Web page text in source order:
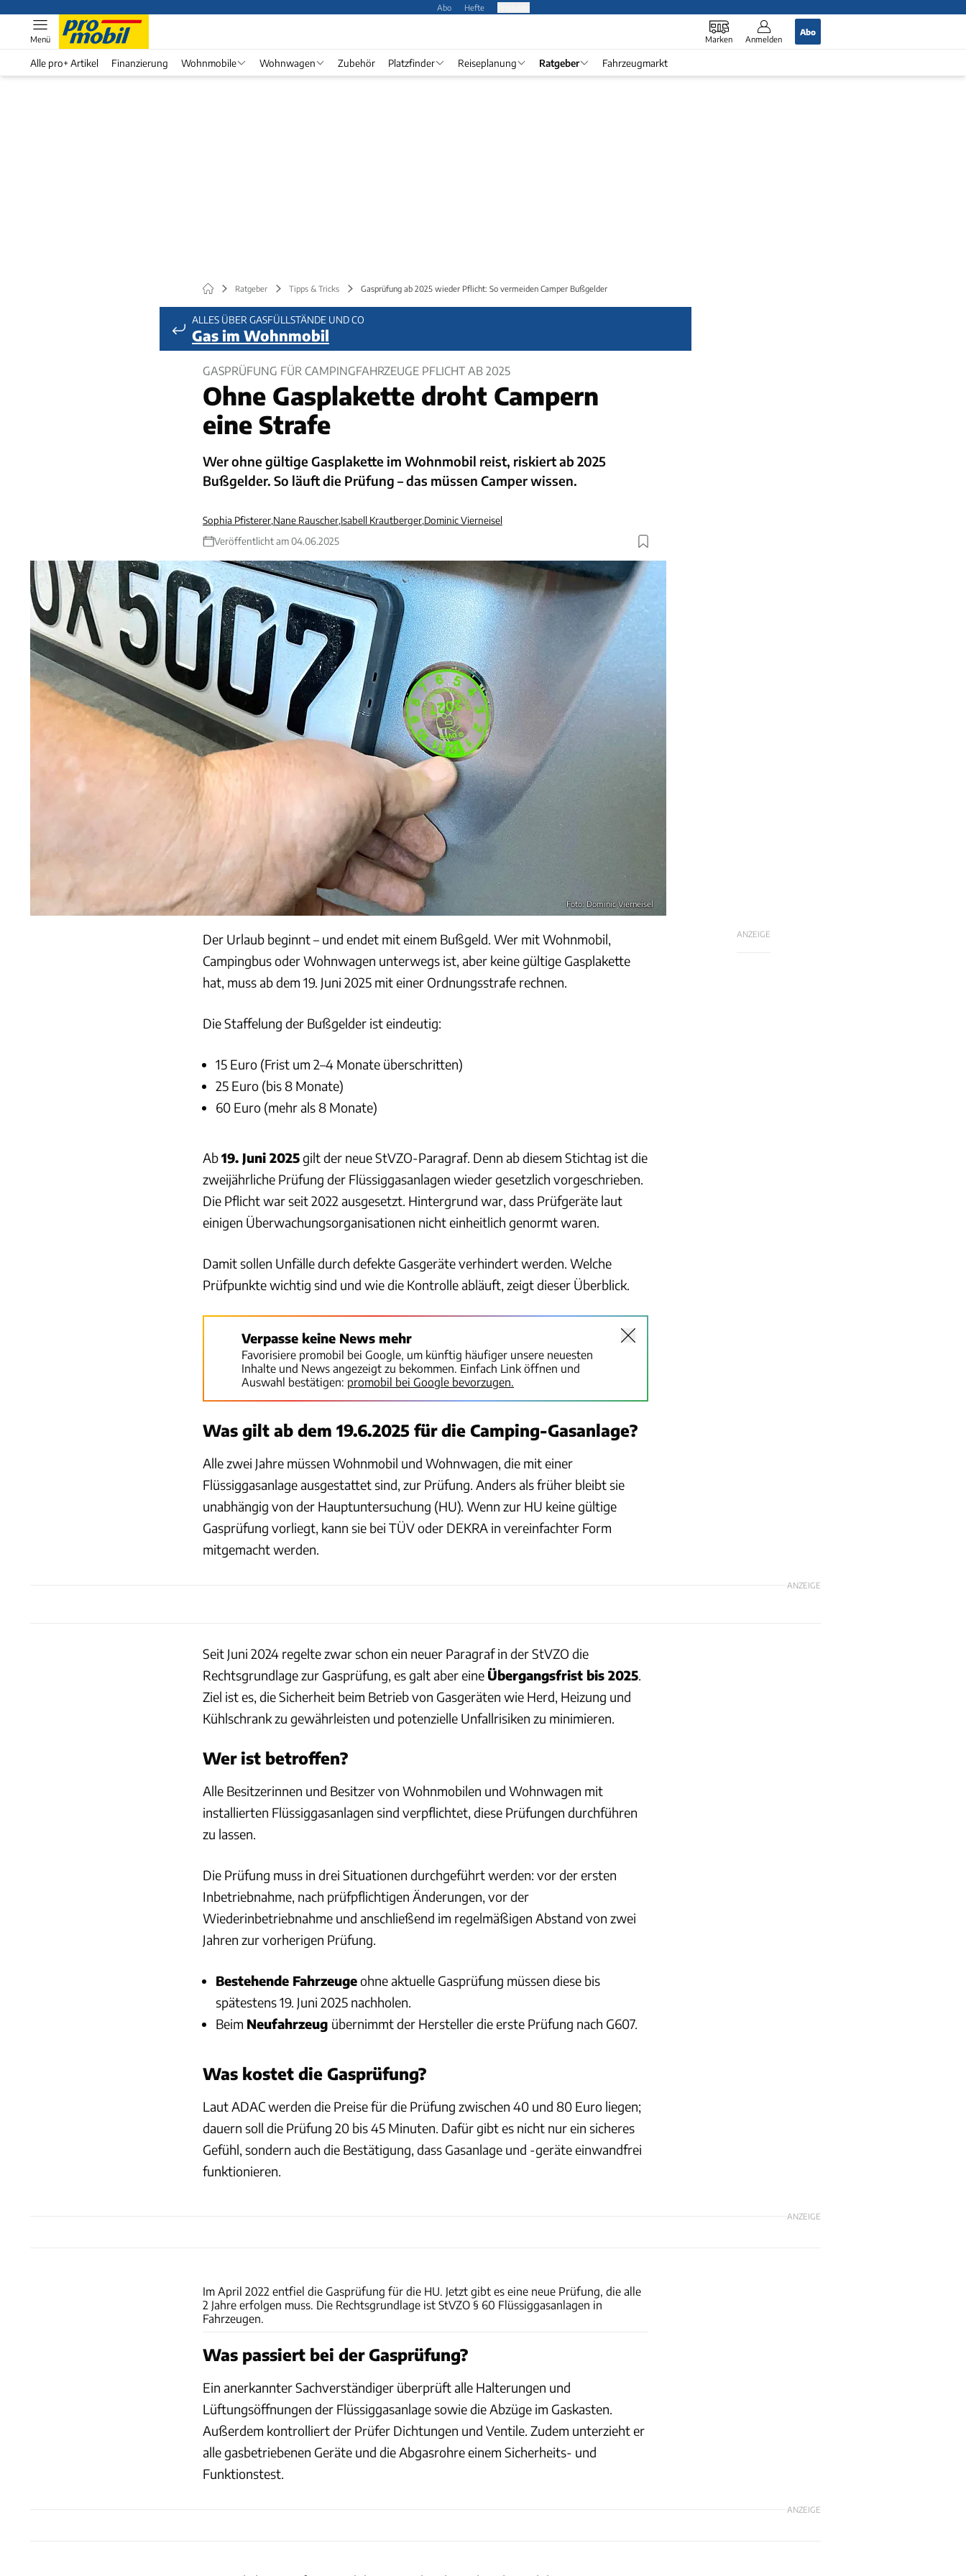
Abo Hefte
Marken Anmelden
Abo
Menü
Alle pro+ Artikel Finanzierung Wohnmobile Wohnwagen Zubehör Platzfinder Reiseplanung Ratgeber Fahrzeugmarkt
Ratgeber Tipps & Tricks Gasprüfung ab 2025 wieder Pflicht: So vermeiden Camper Bußgelder
ALLES ÜBER GASFÜLLSTÄNDE UND CO
Gas im Wohnmobil
GASPRÜFUNG FÜR CAMPINGFAHRZEUGE PFLICHT AB 2025
Ohne Gasplakette droht Campern
eine Strafe
Wer ohne gültige Gasplakette im Wohnmobil reist, riskiert ab 2025
Bußgelder. So läuft die Prüfung – das müssen Camper wissen.
Sophia Pfisterer,Nane Rauscher,Isabell Krautberger,Dominic Vierneisel
Veröffentlicht am 04.06.2025
Foto: Dominic Vierneisel
ANZEIGE
Der Urlaub beginnt – und endet mit einem Bußgeld. Wer mit Wohnmobil,
Campingbus oder Wohnwagen unterwegs ist, aber keine gültige Gasplakette
hat, muss ab dem 19. Juni 2025 mit einer Ordnungsstrafe rechnen.
Die Staffelung der Bußgelder ist eindeutig:
15 Euro (Frist um 2–4 Monate überschritten)
25 Euro (bis 8 Monate)
60 Euro (mehr als 8 Monate)
Ab19. Juni 2025gilt der neue StVZO-Paragraf. Denn ab diesem Stichtag ist die
zweijährliche Prüfung der Flüssiggasanlagen wieder gesetzlich vorgeschrieben.
Die Pflicht war seit 2022 ausgesetzt. Hintergrund war, dass Prüfgeräte laut
einigen Überwachungsorganisationen nicht einheitlich genormt waren.
Damit sollen Unfälle durch defekte Gasgeräte verhindert werden. Welche
Prüfpunkte wichtig sind und wie die Kontrolle abläuft, zeigt dieser Überblick.
Verpasse keine News mehr
Favorisiere promobil bei Google, um künftig häufiger unsere neuesten
Inhalte und News angezeigt zu bekommen. Einfach Link öffnen und
Auswahl bestätigen: promobil bei Google bevorzugen.
Was gilt ab dem 19.6.2025 für die Camping-Gasanlage?
Alle zwei Jahre müssen Wohnmobil und Wohnwagen, die mit einer
Flüssiggasanlage ausgestattet sind, zur Prüfung. Anders als früher bleibt sie
unabhängig von der Hauptuntersuchung (HU). Wenn zur HU keine gültige
Gasprüfung vorliegt, kann sie bei TÜV oder DEKRA in vereinfachter Form
mitgemacht werden.
ANZEIGE
Seit Juni 2024 regelte zwar schon ein neuer Paragraf in der StVZO die
Rechtsgrundlage zur Gasprüfung, es galt aber eine Übergangsfrist bis 2025.
Ziel ist es, die Sicherheit beim Betrieb von Gasgeräten wie Herd, Heizung und
Kühlschrank zu gewährleisten und potenzielle Unfallrisiken zu minimieren.
Wer ist betroffen?
Alle Besitzerinnen und Besitzer von Wohnmobilen und Wohnwagen mit
installierten Flüssiggasanlagen sind verpflichtet, diese Prüfungen durchführen
zu lassen.
Die Prüfung muss in drei Situationen durchgeführt werden: vor der ersten
Inbetriebnahme, nach prüfpflichtigen Änderungen, vor der
Wiederinbetriebnahme und anschließend im regelmäßigen Abstand von zwei
Jahren zur vorherigen Prüfung.
Bestehende Fahrzeugeohne aktuelle Gasprüfung müssen diese bis
spätestens 19. Juni 2025 nachholen.
Beim Neufahrzeug übernimmt der Hersteller die erste Prüfung nach G607.
Was kostet die Gasprüfung?
Laut ADAC werden die Preise für die Prüfung zwischen 40 und 80 Euro liegen;
dauern soll die Prüfung 20 bis 45 Minuten. Dafür gibt es nicht nur ein sicheres
Gefühl, sondern auch die Bestätigung, dass Gasanlage und -geräte einwandfrei
funktionieren.
ANZEIGE
Im April 2022 entfiel die Gasprüfung für die HU. Jetzt gibt es eine neue Prüfung, die alle
2 Jahre erfolgen muss. Die Rechtsgrundlage ist StVZO § 60 Flüssiggasanlagen in
Fahrzeugen.
Was passiert bei der Gasprüfung?
Ein anerkannter Sachverständiger überprüft alle Halterungen und
Lüftungsöffnungen der Flüssiggasanlage sowie die Abzüge im Gaskasten.
Außerdem kontrolliert der Prüfer Dichtungen und Ventile. Zudem unterzieht er
alle gasbetriebenen Geräte und die Abgasrohre einem Sicherheits- und
Funktionstest.
ANZEIGE